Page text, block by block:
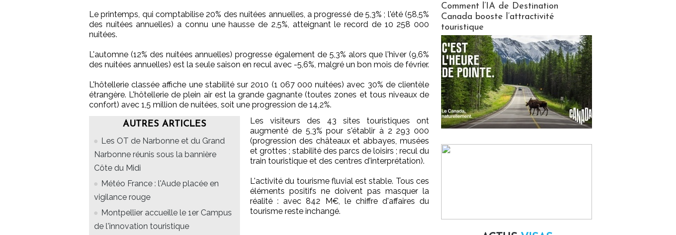
Le printemps, qui comptabilise 20% des nuitées annuelles, a progressé de 5,3% ; l'été (58,5%
des nuitées annuelles) a connu une hausse de 2,5%, atteignant le record de 10 258 000
nuitées.
L'automne (12% des nuitées annuelles) progresse également de 5,3% alors que l'hiver (9,6%
des nuitées annuelles) est la seule saison en recul avec -5,6%, malgré un bon mois de février.
L'hôtellerie classée affiche une stabilité sur 2010 (1 067 000 nuitées) avec 30% de clientèle
étrangère. L'hôtellerie de plein air est la grande gagnante (toutes zones et tous niveaux de
confort) avec 1,5 million de nuitées, soit une progression de 14,2%.
AUTRES ARTICLES
Les OT de Narbonne et du Grand
Narbonne réunis sous la bannière
Côte du Midi
Météo France : l'Aude placée en
vigilance rouge
Montpellier accueille le 1er Campus
de l'innovation touristique
Les visiteurs des 43 sites touristiques ont
augmenté de 5,3% pour s'établir à 2 293 000
(progression des châteaux et abbayes, musées
et grottes ; stabilité des parcs de loisirs ; recul du
train touristique et des centres d'interprétation).
L'activité du tourisme fluvial est stable. Tous ces
éléments positifs ne doivent pas masquer la
réalité : avec 842 M€, le chiffre d'affaires du
tourisme reste inchangé.
Comment l’IA de Destination
Canada booste l’attractivité
touristique